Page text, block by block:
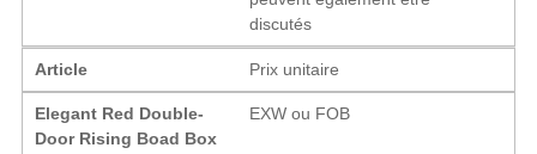
discutés
Article Prix ​​unitaire
Elegant Red Double-
Door Rising Boad Box
EXW ou FOB